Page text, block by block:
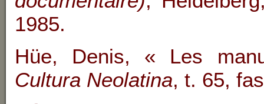
1985.
Hüe, Denis, « Les
Cultura Neolatina, t. 65,